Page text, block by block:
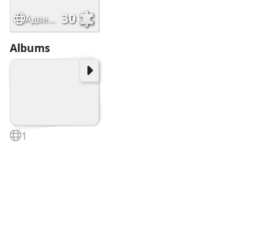
Адвент-календарь САМИ 1 30
Albums
1